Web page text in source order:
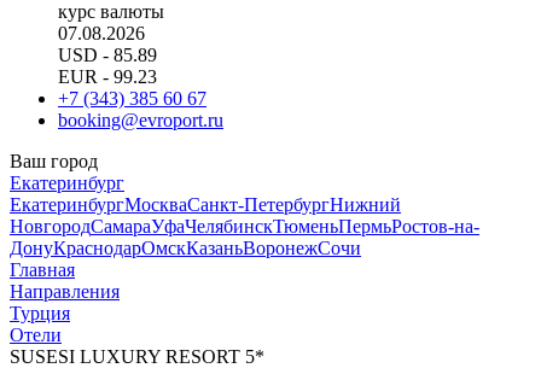
курс валюты
07.08.2026
USD - 85.89
EUR - 99.23
+7 (343) 385 60 67
booking@evroport.ru
Ваш город
Екатеринбург
ЕкатеринбургМоскваСанкт-ПетербургНижний
НовгородСамараУфаЧелябинскТюменьПермьРостов-на-
ДонуКраснодарОмскКазаньВоронежСочи
Главная
Направления
Турция
Отели
SUSESI LUXURY RESORT 5*